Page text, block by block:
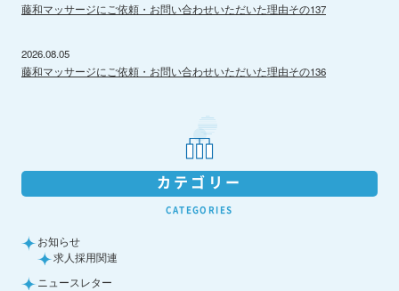
藤和マッサージにご依頼・お問い合わせいただいた理由その137
2026.08.05
藤和マッサージにご依頼・お問い合わせいただいた理由その136
カテゴリー
CATEGORIES
お知らせ
求人採用関連
ニュースレター